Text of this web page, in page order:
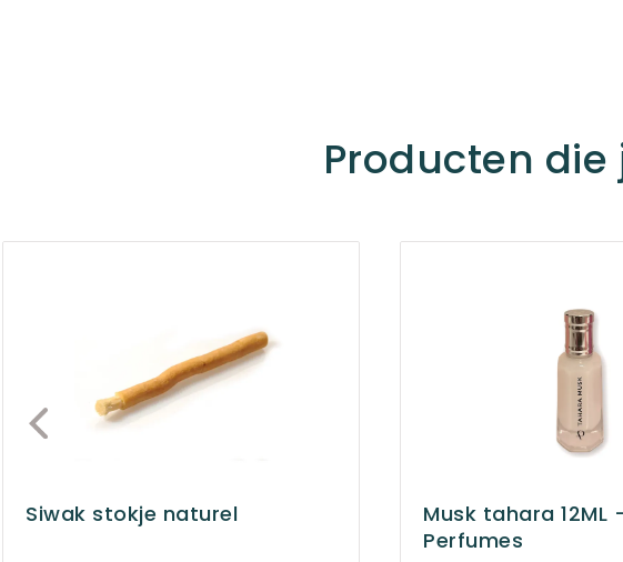
Producten
Siwak stokje naturel
Musk tahara 12ML
Perfumes